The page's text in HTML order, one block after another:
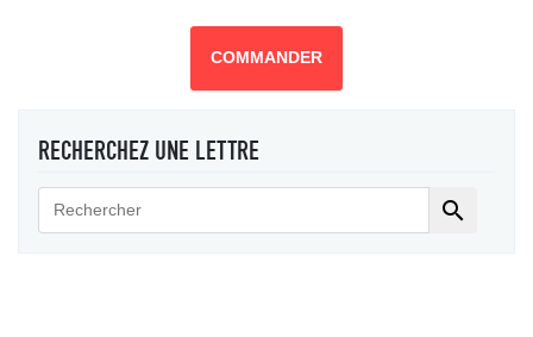
COMMANDER
RECHERCHEZ UNE LETTRE
